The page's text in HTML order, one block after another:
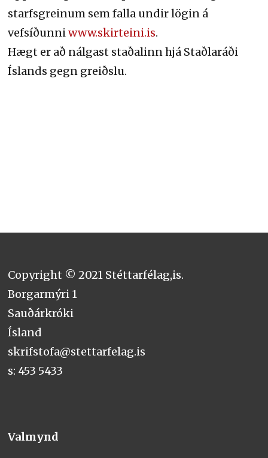
starfsgreinum sem falla undir lögin á
vefsíðunniwww.skirteini.is.
Hægt er að nálgast staðalinn hjá Staðlaráði
Íslands gegn greiðslu.
Copyright © 2021 Stéttarfélag,is.
Borgarmýri 1
Sauðárkróki
Ísland
skrifstofa@stettarfelag.is
s: 453 5433
Valmynd